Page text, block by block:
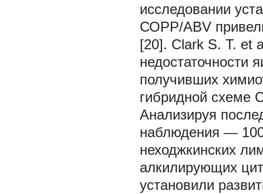
исследовании
СОРР/ABV
[20]. Clark S. T. et
недостаточности
получивших
гибридной схеме
Анализируя
наблюдения —
неходжкинских
алкилирующих
установили